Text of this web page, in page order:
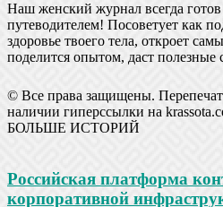
Наш женский журнал всегда готов
путеводителем! Посоветует как
здоровье твоего тела, откроет
поделится опытом, даст полезные
© Все права защищены.
наличии гиперссылки на
БОЛЬШЕ ИСТОРИЙ
Российская платформа
корпоративной